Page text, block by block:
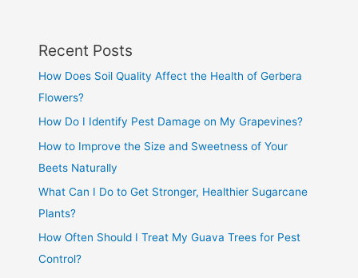
Recent Posts
How Does Soil Quality Affect the Health of Gerbera
Flowers?
How Do I Identify Pest Damage on My Grapevines?
How to Improve the Size and Sweetness of Your
Beets Naturally
What Can I Do to Get Stronger, Healthier Sugarcane
Plants?
How Often Should I Treat My Guava Trees for Pest
Control?